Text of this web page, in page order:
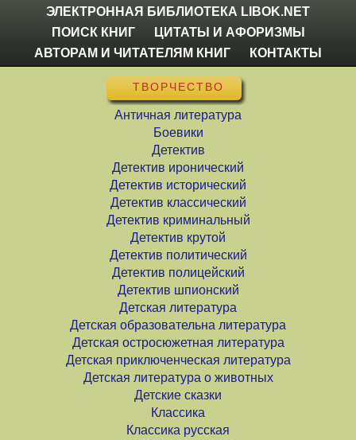
ЭЛЕКТРОННАЯ БИБЛИОТЕКА LIBOK.NET
ПОИСК КНИГ
ЦИТАТЫ И АФОРИЗМЫ
АВТОРАМ И ЧИТАТЕЛЯМ КНИГ
КОНТАКТЫ
ТВОРЧЕСТВО
Античная литература
Боевики
Детектив
Детектив иронический
Детектив исторический
Детектив классический
Детектив криминальный
Детектив крутой
Детектив политический
Детектив полицейский
Детектив шпионский
Детская литература
Детская образовательна литература
Детская остросюжетная литература
Детская приключенческая литература
Детская литература о животных
Детские сказки
Классика
Классика русская